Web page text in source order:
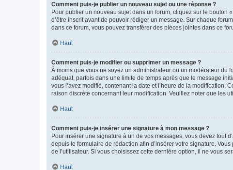
Comment puis-je publier un nouveau sujet ou une réponse ?
Pour publier un nouveau sujet dans un forum, cliquez sur le bouton
d’être inscrit avant de pouvoir rédiger un message. Sur chaque
dans ce forum, vous pouvez transférer des pièces jointes dans ce
Haut
Comment puis-je modifier ou supprimer un message ?
À moins que vous ne soyez un administrateur ou un modérateur du
adéquat, parfois dans une limite de temps après que le message
vous l’avez modifié, contenant la date et l’heure de la modification.
raison discrète concernant leur modification. Veuillez noter que les
Haut
Comment puis-je insérer une signature à mon message ?
Pour insérer une signature à un de vos messages, vous devez tout
depuis le formulaire de rédaction afin d’insérer votre signature.
de l’utilisateur. Si vous choisissez cette dernière option, il ne vous
Haut